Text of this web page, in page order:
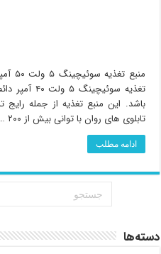
باشد. این منبع تغذیه از جمله رایج
تابلوی های روان با توانی بیش از ۲۰۰ …
ادامه مطلب
دسته‌ها